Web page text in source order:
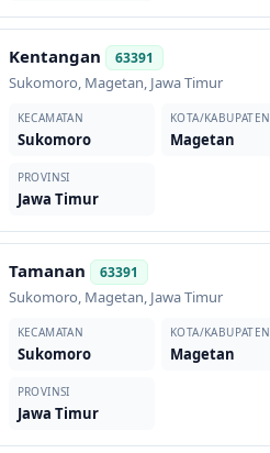
Kentangan 63391
Sukomoro, Magetan, Jawa Timur
KECAMATAN
Sukomoro
KOTA/KABUPATEN
Magetan
PROVINSI
Jawa Timur
Tamanan 63391
Sukomoro, Magetan, Jawa Timur
KECAMATAN
Sukomoro
KOTA/KABUPATEN
Magetan
PROVINSI
Jawa Timur